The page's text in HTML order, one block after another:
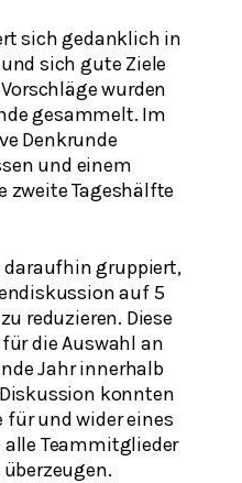
sich gedanklich in
sich gute Ziele
wurden
gesammelt. Im
Denkrunde
und einem
zweite Tageshälfte
daraufhin gruppiert,
auf 5
reduzieren. Diese
die Auswahl an
Jahr innerhalb
Diskussion konnten
und wider eines
alle Teammitglieder